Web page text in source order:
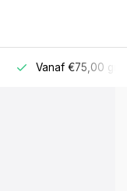
Vanaf €75,00